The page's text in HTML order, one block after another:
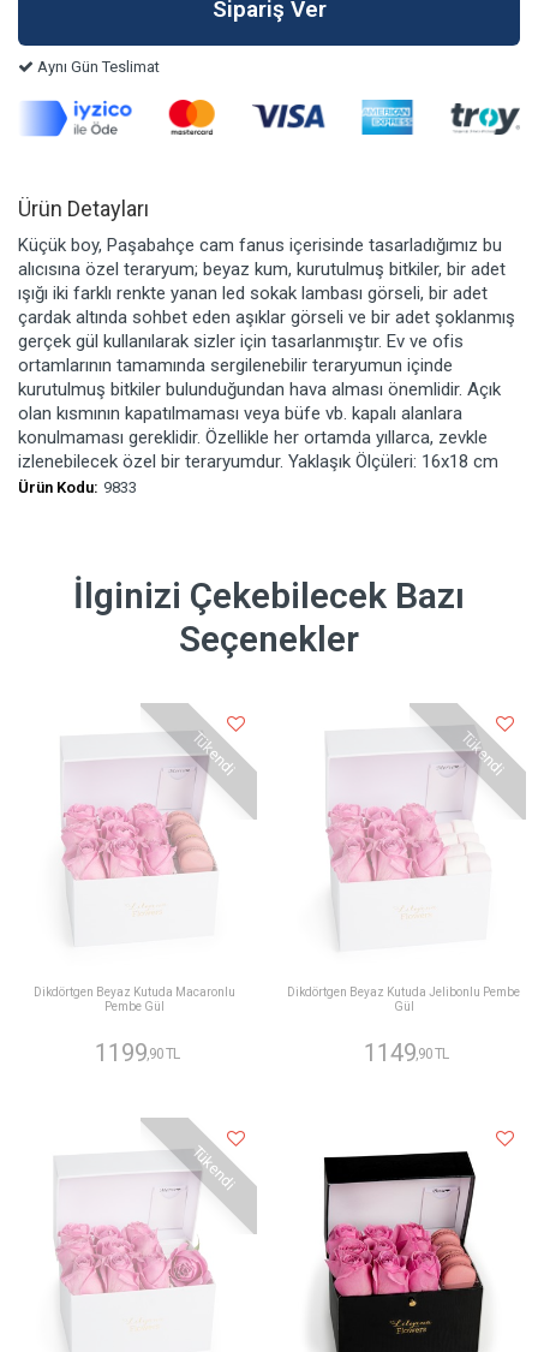
Aynı Gün Teslimat
Ürün Detayları
Küçük boy, Paşabahçe cam fanus içerisinde tasarladığımız bu
alıcısına özel teraryum; beyaz kum, kurutulmuş bitkiler, bir adet
ışığı iki farklı renkte yanan led sokak lambası görseli, bir adet
çardak altında sohbet eden aşıklar görseli ve bir adet şoklanmış
gerçek gül kullanılarak sizler için tasarlanmıştır. Ev ve ofis
ortamlarının tamamında sergilenebilir teraryumun içinde
kurutulmuş bitkiler bulunduğundan hava alması önemlidir. Açık
olan kısmının kapatılmaması veya büfe vb. kapalı alanlara
konulmaması gereklidir. Özellikle her ortamda yıllarca, zevkle
izlenebilecek özel bir teraryumdur. Yaklaşık Ölçüleri: 16x18 cm
Ürün Kodu: 9833
İlginizi Çekebilecek Bazı
Seçenekler
Tükendi
Dikdörtgen Beyaz Kutuda Macaronlu
Pembe Gül
1199 ,90 TL
Tükendi
Dikdörtgen Beyaz Kutuda Jelibonlu Pembe
Gül
1149 ,90 TL
Tükendi